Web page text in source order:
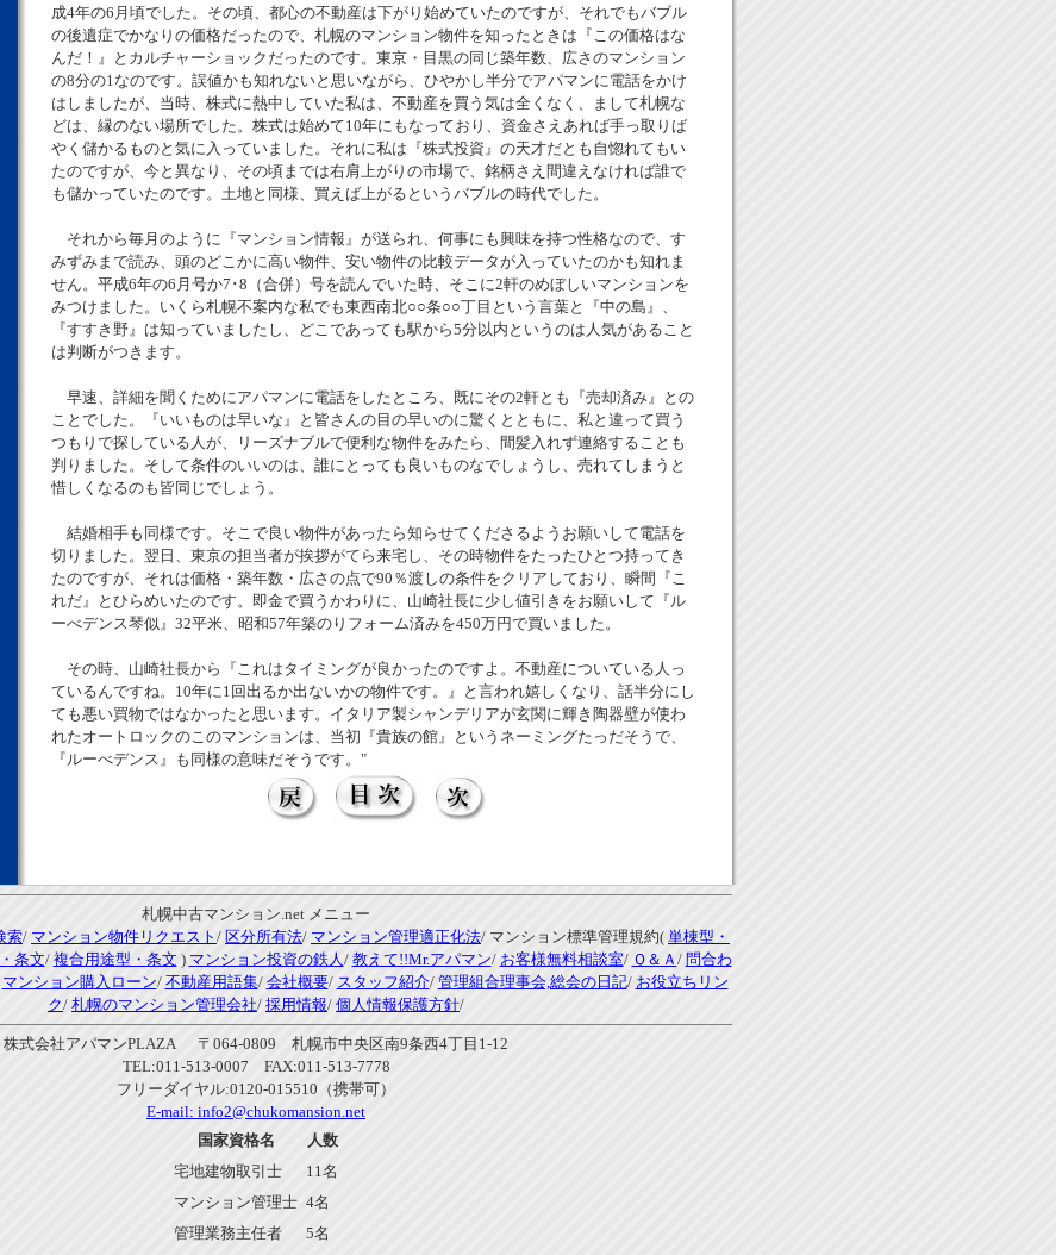
成4年の6月頃でした。その頃、都心の不動産は下がり始めていたのですが、それでもバブル
の後遺症でかなりの価格だったので、札幌のマンション物件を知ったときは『この価格はな
んだ！』とカルチャーショックだったのです。東京・目黒の同じ築年数、広さのマンション
の8分の1なのです。誤値かも知れないと思いながら、ひやかし半分でアパマンに電話をかけ
はしましたが、当時、株式に熱中していた私は、不動産を買う気は全くなく、まして札幌な
どは、縁のない場所でした。株式は始めて10年にもなっており、資金さえあれば手っ取りば
やく儲かるものと気に入っていました。それに私は『株式投資』の天才だとも自惚れてもい
たのですが、今と異なり、その頃までは右肩上がりの市場で、銘柄さえ間違えなければ誰で
も儲かっていたのです。土地と同様、買えば上がるというバブルの時代でした。
それから毎月のように『マンション情報』が送られ、何事にも興味を持つ性格なので、す
みずみまで読み、頭のどこかに高い物件、安い物件の比較データが入っていたのかも知れま
せん。平成6年の6月号か7･8（合併）号を読んでいた時、そこに2軒のめぼしいマンションを
みつけました。いくら札幌不案内な私でも東西南北○○条○○丁目という言葉と『中の島』、
『すすき野』は知っていましたし、どこであっても駅から5分以内というのは人気があること
は判断がつきます。
早速、詳細を聞くためにアパマンに電話をしたところ、既にその2軒とも『売却済み』との
ことでした。『いいものは早いな』と皆さんの目の早いのに驚くとともに、私と違って買う
つもりで探している人が、リーズナブルで便利な物件をみたら、間髪入れず連絡することも
判りました。そして条件のいいのは、誰にとっても良いものなでしょうし、売れてしまうと
惜しくなるのも皆同じでしょう。
結婚相手も同様です。そこで良い物件があったら知らせてくださるようお願いして電話を
切りました。翌日、東京の担当者が挨拶がてら来宅し、その時物件をたったひとつ持ってき
たのですが、それは価格・築年数・広さの点で90％渡しの条件をクリアしており、瞬間『こ
れだ』とひらめいたのです。即金で買うかわりに、山崎社長に少し値引きをお願いして『ル
ーべデンス琴似』32平米、昭和57年築のりフォーム済みを450万円で買いました。
その時、山崎社長から『これはタイミングが良かったのですよ。不動産についている人っ
ているんですね。10年に1回出るか出ないかの物件です。』と言われ嬉しくなり、話半分にし
ても悪い買物ではなかったと思います。イタリア製シャンデリアが玄関に輝き陶器壁が使わ
れたオートロックのこのマンションは、当初『貴族の館』というネーミングたっだそうで、
『ルーべデンス』も同様の意味だそうです。"
札幌中古マンション.net メニュー
索/ マンション物件リクエスト / 区分所有法/ マンション管理適正化法/ マンション標準管理規約( 単棟型・
条文/ 複合用途型・条文 ) マンション投資の鉄人/ 教えて!!Mr.アパマン/ お客様無料相談室/ Ｑ＆Ａ / 問合わ
マンション購入ローン/ 不動産用語集/ 会社概要/ スタッフ紹介/ 管理組合理事会,総会の日記/ お役立ちリン
ク/ 札幌のマンション管理会社/ 採用情報/ 個人情報保護方針/
株式会社アパマンPLAZA 〒064-0809 札幌市中央区南9条西4丁目1-12
TEL:011-513-0007 FAX:011-513-7778
フリーダイヤル:0120-015510（携帯可）
E-mail: info2@chukomansion.net
国家資格名
人数
宅地建物取引士
11名
マンション管理士 4名
管理業務主任者
5名